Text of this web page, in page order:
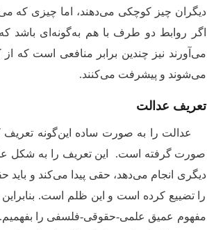
دیگران چیز کوچکی می‌دهند، اما چیزی که
اگر روابط دو طرف با هم به‌گونه‌ای باشد
می‌آورند نیز چندین برابر منافعی است که
می‌شوند و پیشرفت می‌کنند.
تعریف عدالت
عدالت را به صورت ساده این‌گونه تعریف
صورت گرفته است. این تعریف را به شکل
دیگری انجام می‌دهد، حقی پیدا می‌کند و
را تضییع کرده است و این ظلم است.
مفهوم عمیق علمی-حقوقی-فلسفی را بفهمیم.